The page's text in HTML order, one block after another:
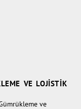
VE LOJISTIK
ve